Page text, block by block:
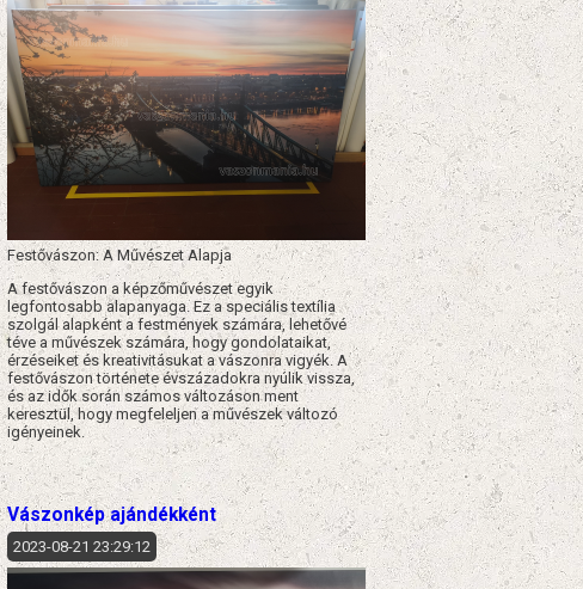
Festővászon: A Művészet Alapja
A festővászon a képzőművészet egyik
legfontosabb alapanyaga. Ez a speciális textília
szolgál alapként a festmények számára, lehetővé
téve a művészek számára, hogy gondolataikat,
érzéseiket és kreativitásukat a vászonra vigyék. A
festővászon története évszázadokra nyúlik vissza,
és az idők során számos változáson ment
keresztül, hogy megfeleljen a művészek változó
igényeinek.
Vászonkép ajándékként
2023-08-21 23:29:12